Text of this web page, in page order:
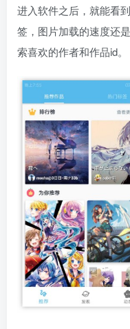
进入软件之后，就能看
签，图片加载的速度还
索喜欢的作者和作品id。